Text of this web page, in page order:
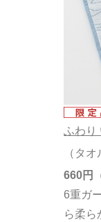
ふわり
（タ
6重ガ
ら柔ら
660円